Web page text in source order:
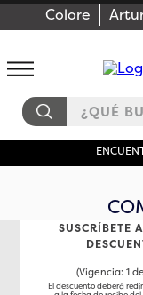
Colore
¿QUÉ BUSCAS?
SUSCRÍBETE
(Vigencia: 1
El descuento deberá